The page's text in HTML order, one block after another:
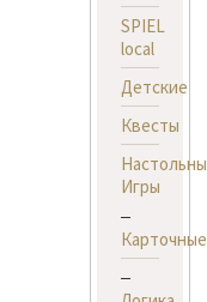
SPIEL
local
Детские
Квесты
Игры
Карточные